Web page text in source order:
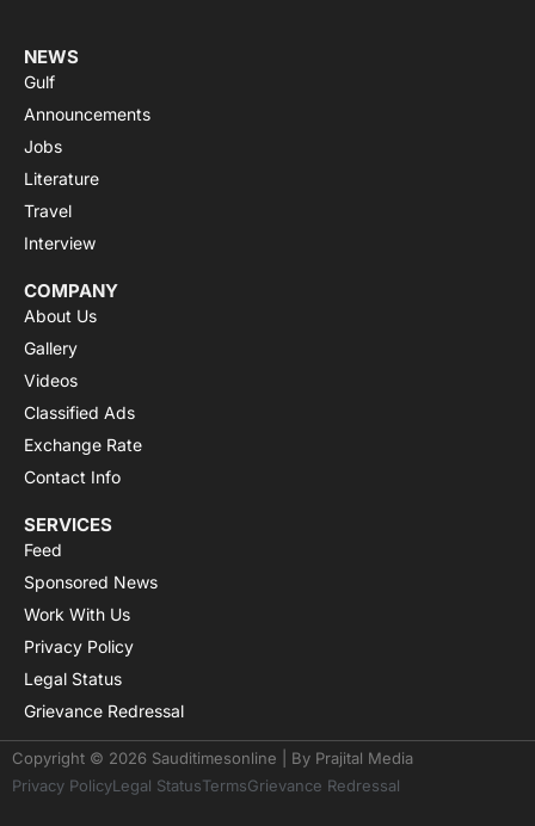
NEWS
Gulf
Announcements
Jobs
Literature
Travel
Interview
COMPANY
About Us
Gallery
Videos
Classified Ads
Exchange Rate
Contact Info
SERVICES
Feed
Sponsored News
Work With Us
Privacy Policy
Legal Status
Grievance Redressal
Copyright © 2026 Sauditimesonline | By Prajital Media
Privacy PolicyLegal StatusTermsGrievance Redressal